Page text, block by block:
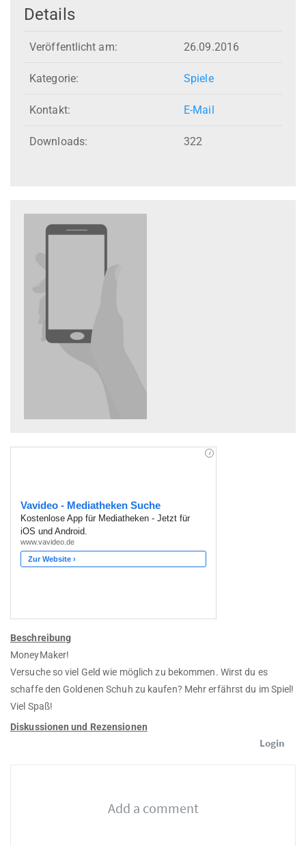
Details
Veröffentlicht am: 26.09.2016
Kategorie: Spiele
Kontakt: E-Mail
Downloads: 322
Beschreibung
MoneyMaker!
Versuche so viel Geld wie möglich zu bekommen. Wirst du es
schaffe den Goldenen Schuh zu kaufen? Mehr erfährst du im Spiel!
Viel Spaß!
Diskussionen und Rezensionen
Login